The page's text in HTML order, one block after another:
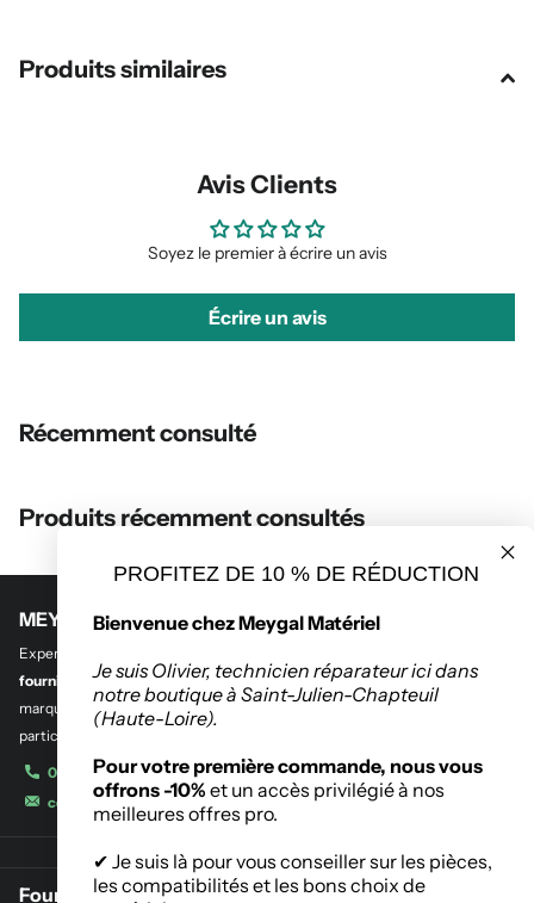
Produits similaires
Avis Clients
Soyez le premier à écrire un avis
Écrire un avis
Récemment consulté
Produits récemment consultés
MEYGAL MATERIEL
Experts en
fourniture industrielle.Découvrez notre sélection des plus grandes
marques de l’outillage destinés aux entreprises, administrations et
particuliers.
04 71 08 42 11
contact@meygalmat.fr
Fournisseur de matériaux de construction à Saint-
PROFITEZ DE 10 % DE RÉDUCTION
Bienvenue chez Meygal Matériel
Je suis Olivier, technicien réparateur ici dans
notre boutique à Saint-Julien-Chapteuil
(Haute-Loire).
Pour votre première commande, nous vous
offrons -10% et un accès privilégié à nos
meilleures offres pro.
✔ Je suis là pour vous conseiller sur les pièces,
les compatibilités et les bons choix de